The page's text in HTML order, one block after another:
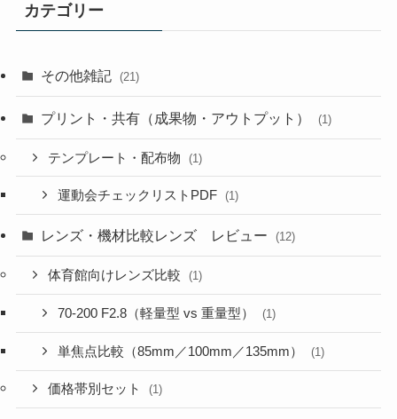
カテゴリー
その他雑記 (21)
プリント・共有（成果物・アウトプット） (1)
テンプレート・配布物 (1)
運動会チェックリストPDF (1)
レンズ・機材比較レンズ レビュー (12)
体育館向けレンズ比較 (1)
70-200 F2.8（軽量型 vs 重量型） (1)
単焦点比較（85mm／100mm／135mm） (1)
価格帯別セット (1)